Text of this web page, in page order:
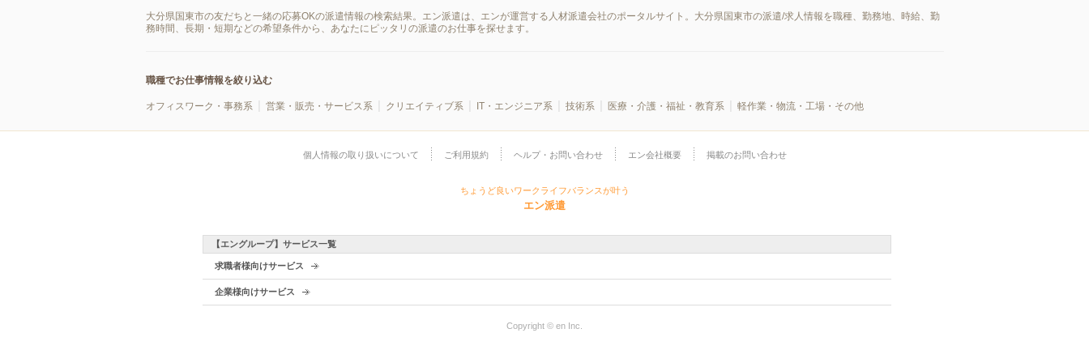
大分県国東市の友だちと一緒の応募OKの派遣情報の検索結果。エン派遣は、エンが運営する人材派遣会社のポータルサイト。大分県国東市の派遣/求人情報を職種、勤務地、時給、勤
務時間、長期・短期などの希望条件から、あなたにピッタリの派遣のお仕事を探せます。
職種でお仕事情報を絞り込む
オフィスワーク・事務系 営業・販売・サービス系 クリエイティブ系 IT・エンジニア系 技術系 医療・介護・福祉・教育系 軽作業・物流・工場・その他
個人情報の取り扱いについて ご利用規約 ヘルプ・お問い合わせ エン会社概要 掲載のお問い合わせ
ちょうど良いワークライフバランスが叶う
エン派遣
【エングループ】サービス一覧
求職者様向けサービス
企業様向けサービス
Copyright © en Inc.